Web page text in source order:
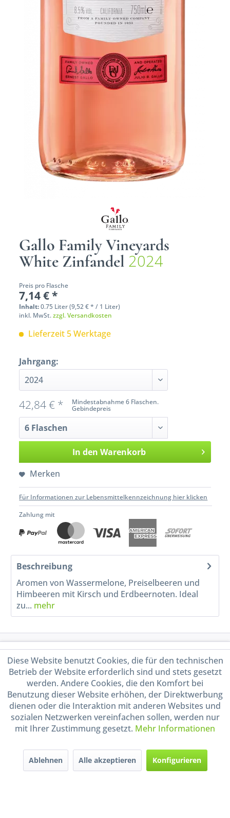
Gallo Family Vineyards
White Zinfandel 2024
Preis pro Flasche
7,14 € *
Inhalt:0.75 Liter (9,52 € * / 1 Liter)
inkl. MwSt.zzgl. Versandkosten
Lieferzeit 5 Werktage
Jahrgang:
Mindestabnahme 6 Flaschen.
Gebindepreis
42,84 € *
In den Warenkorb
Merken
Für Informationen zur Lebensmittelkennzeichnung hier klicken
Zahlung mit
Beschreibung
Aromen von Wassermelone, Preiselbeeren und
Himbeeren mit Kirsch und Erdbeernoten. Ideal
zu... mehr
Shop Service
Informationen
Handel mit BIO-Weinen
durch DE-ÖKO-009
Diese Website benutzt Cookies, die für den technischen
Betrieb der Website erforderlich sind und stets gesetzt
werden. Andere Cookies, die den Komfort bei
Benutzung dieser Website erhöhen, der Direktwerbung
dienen oder die Interaktion mit anderen Websites und
sozialen Netzwerken vereinfachen sollen, werden nur
mit Ihrer Zustimmung gesetzt. Mehr Informationen
Ablehnen Alle akzeptieren Konfigurieren